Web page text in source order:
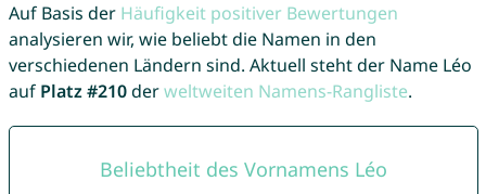
Auf Basis der Häufigkeit positiver Bewertungen
analysieren wir, wie beliebt die Namen in den
verschiedenen Ländern sind. Aktuell steht der Name Léo
auf Platz #210derweltweiten Namens-Rangliste.